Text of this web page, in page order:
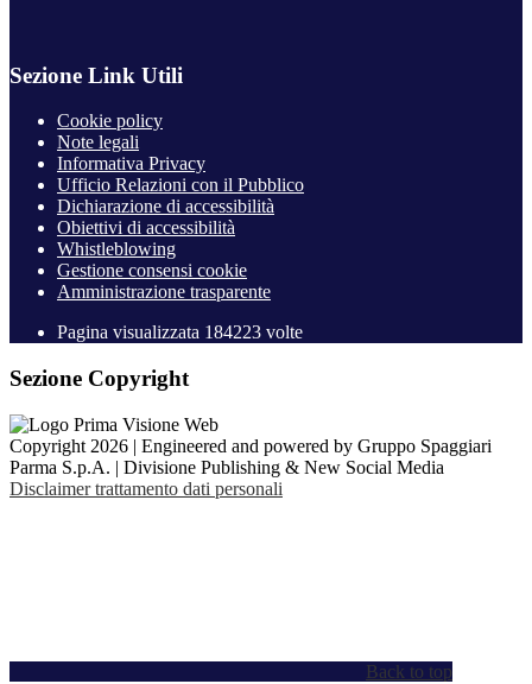
Sezione Link Utili
Cookie policy
Note legali
Informativa Privacy
Ufficio Relazioni con il Pubblico
Dichiarazione di accessibilità
Obiettivi di accessibilità
Whistleblowing
Gestione consensi cookie
Amministrazione trasparente
Pagina visualizzata 184223 volte
Sezione Copyright
Copyright 2026 | Engineered and powered by Gruppo Spaggiari
Parma S.p.A. | Divisione Publishing & New Social Media
Disclaimer trattamento dati personali
Back to top